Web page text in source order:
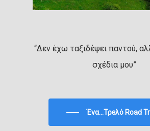
“Δεν έχω ταξιδέψει παντού,
σχέδια μου”
Ένα...Τρελό Road